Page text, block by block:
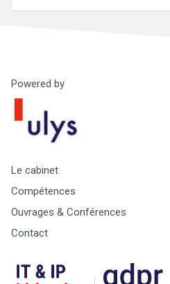
Droit
Technologies
Powered by
Le cabinet
Compétences
Ouvrages & Conférences
Contact